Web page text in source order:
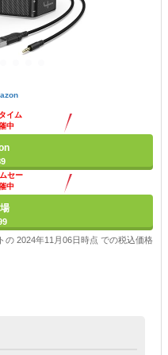
イム
中
セー
中
の 2024年11月06日時点 での税込価格